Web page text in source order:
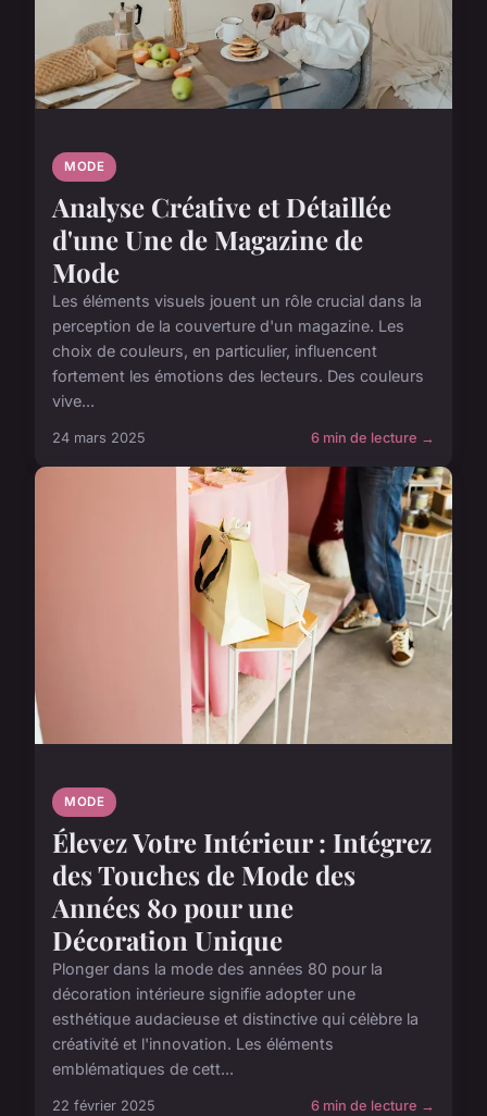
MODE
Analyse Créative et Détaillée
d'une Une de Magazine de
Mode
Les éléments visuels jouent un rôle crucial dans la
perception de la couverture d'un magazine. Les
choix de couleurs, en particulier, influencent
fortement les émotions des lecteurs. Des couleurs
vive...
24 mars 2025 6 min de lecture →
MODE
Élevez Votre Intérieur : Intégrez
des Touches de Mode des
Années 80 pour une
Décoration Unique
Plonger dans la mode des années 80 pour la
décoration intérieure signifie adopter une
esthétique audacieuse et distinctive qui célèbre la
créativité et l'innovation. Les éléments
emblématiques de cett...
22 février 2025 6 min de lecture →